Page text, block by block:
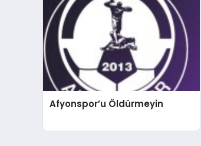
Afyonspor’u Öldürmeyin